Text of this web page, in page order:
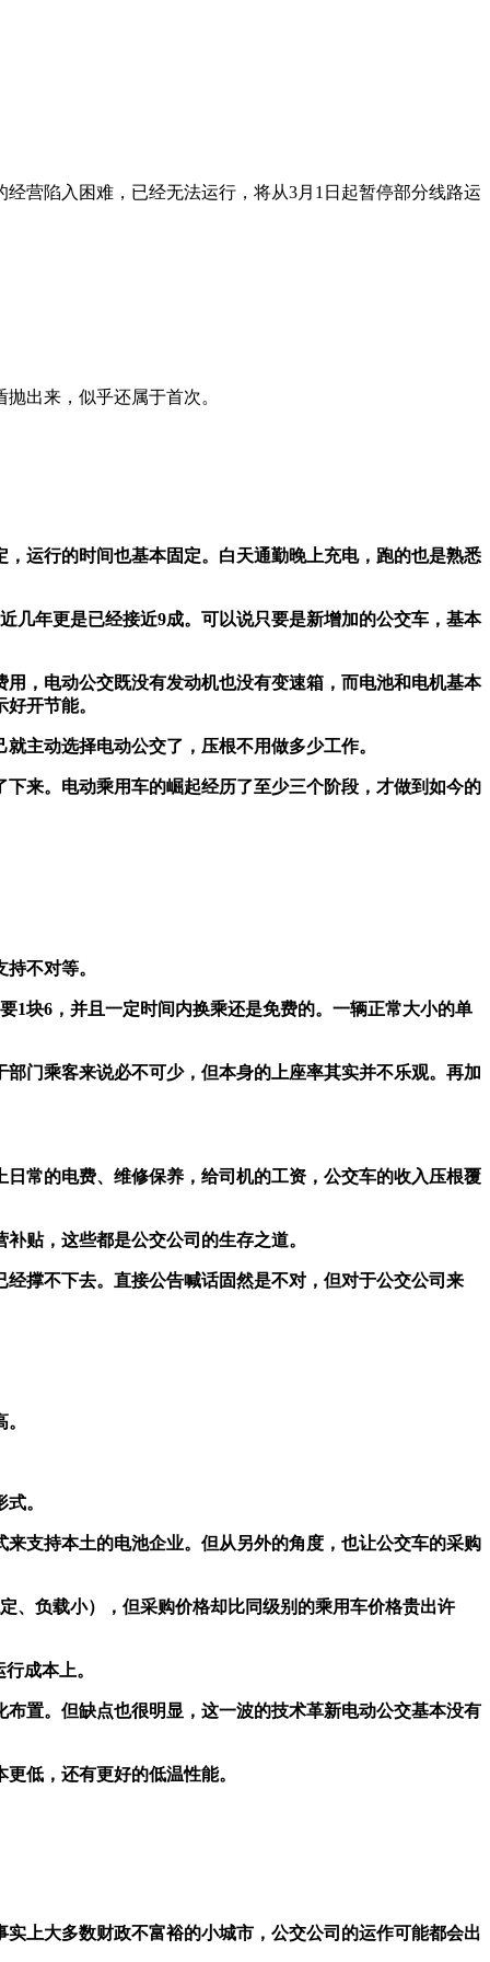
营陷入困难，已经无法运行，将从3月1日起暂停部分线路运
出来，似乎还属于首次。
运行的时间也基本固定。白天通勤晚上充电，跑的也是熟悉
几年更是已经接近9成。可以说只要是新增加的公交车，基本
，电动公交既没有发动机也没有变速箱，而电池和电机基本
开节能。
主动选择电动公交了，压根不用做多少工作。
来。电动乘用车的崛起经历了至少三个阶段，才做到如今的
不对等。
1块6，并且一定时间内换乘还是免费的。一辆正常大小的单
门乘客来说必不可少，但本身的上座率其实并不乐观。再加
常的电费、维修保养，给司机的工资，公交车的收入压根覆
贴，这些都是公交公司的生存之道。
撑不下去。直接公告喊话固然是不对，但对于公交公司来
。
支持本土的电池企业。但从另外的角度，也让公交车的采购
、负载小），但采购价格却比同级别的乘用车价格贵出许
成本上。
置。但缺点也很明显，这一波的技术革新电动公交基本没有
低，还有更好的低温性能。
上大多数财政不富裕的小城市，公交公司的运作可能都会出